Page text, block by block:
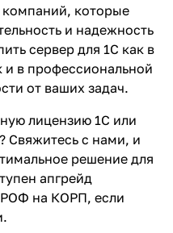
которые
и надежность
сервер для 1С как в
в профессиональной
от ваших задач.
лицензию 1С или
Свяжитесь с нами, и
решение для
апгрейд
на КОРП, если